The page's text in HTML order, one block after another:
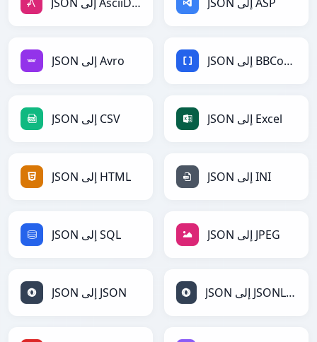
JSON إلى Avro JSON إلى BBCode
JSON إلى CSV JSON إلى Excel
JSON إلى HTML JSON إلى INI
JSON إلى SQL JSON إلى JPEG
JSON إلى JSON JSON إلى JSONLines